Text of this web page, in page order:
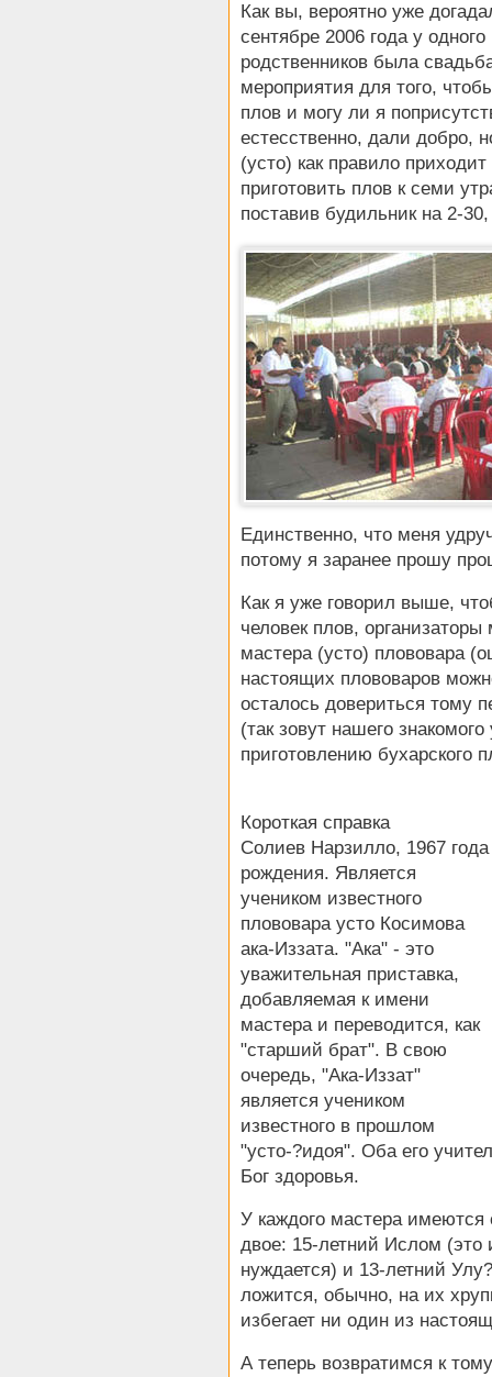
Как вы, вероятно уже
сентябре 2006 года у
родственников была
мероприятия для того,
плов и могу ли я
естесственно, дали добро,
(усто) как правило
приготовить плов к семи
поставив будильник на 2-
Единственно, что меня
потому я заранее прошу
Как я уже говорил выше,
человек плов,
мастера (усто) плововара
настоящих плововаров
осталось довериться тому
(так зовут нашего
приготовлению бухарского
Короткая справка
Солиев Нарзилло, 1967 года
рождения. Является
учеником известного
плововара усто Косимова
ака-Иззата. "Ака" - это
уважительная приставка,
добавляемая к имени
мастера и переводится, как
"старший брат". В свою
очередь, "Ака-Иззат"
является учеником
известного в прошлом
"усто-?идоя". Оба его
Бог здоровья.
У каждого мастера
двое: 15-летний Ислом (это
нуждается) и 13-летний
ложится, обычно, на их
избегает ни один из
А теперь возвратимся к